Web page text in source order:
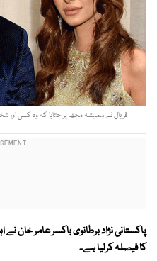
فریال نے ہمیشہ مجھ پر جتایا کہ وہ کسی اور
پاکستانی نژاد برطانوی باکسر عامر خان
کا فیصلہ کرلیا ہے۔